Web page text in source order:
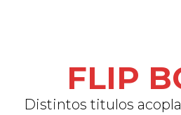
FLIP
Distintos titulos